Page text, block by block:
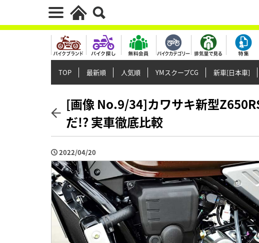
TOP 最新順 人気順 YMスクープCG 新車[日本車]
[画像 No.9/34]カワサキ新型
だ!? 実車徹底比較
2022/04/20